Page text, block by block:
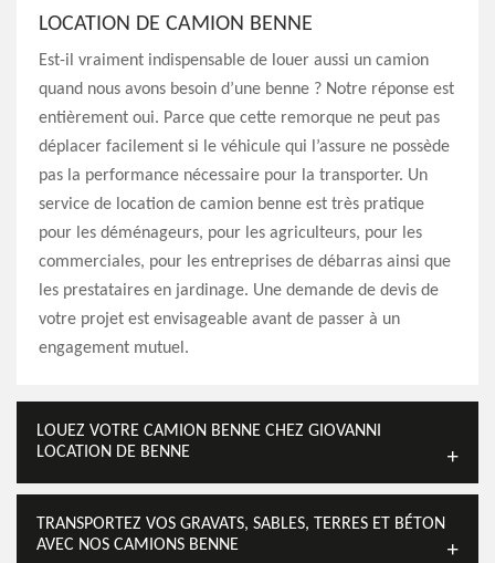
LOCATION DE CAMION BENNE
Est-il vraiment indispensable de louer aussi un camion
quand nous avons besoin d’une benne ? Notre réponse est
entièrement oui. Parce que cette remorque ne peut pas
déplacer facilement si le véhicule qui l’assure ne possède
pas la performance nécessaire pour la transporter. Un
service de location de camion benne est très pratique
pour les déménageurs, pour les agriculteurs, pour les
commerciales, pour les entreprises de débarras ainsi que
les prestataires en jardinage. Une demande de devis de
votre projet est envisageable avant de passer à un
engagement mutuel.
LOUEZ VOTRE CAMION BENNE CHEZ GIOVANNI
LOCATION DE BENNE
TRANSPORTEZ VOS GRAVATS, SABLES, TERRES ET BÉTON
AVEC NOS CAMIONS BENNE